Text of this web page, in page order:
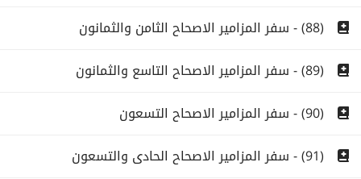
(88) - سفر المزامير الاصحاح الثامن والثمانون
(89) - سفر المزامير الاصحاح التاسع والثمانون
(90) - سفر المزامير الاصحاح التسعون
(91) - سفر المزامير الاصحاح الحادى والتسعون